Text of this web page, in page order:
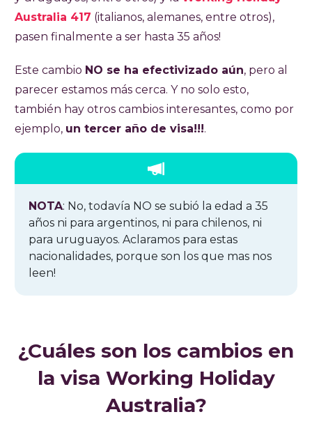
Australia 417 (italianos, alemanes, entre otros),
pasen finalmente a ser hasta 35 años!
Este cambio NO se ha efectivizado aún, pero al
parecer estamos más cerca. Y no solo esto,
también hay otros cambios interesantes, como por
ejemplo, un tercer año de visa!!!.
NOTA: No, todavía NO se subió la edad a 35
años ni para argentinos, ni para chilenos, ni
para uruguayos. Aclaramos para estas
nacionalidades, porque son los que mas nos
leen!
¿Cuáles son los cambios en
la visa Working Holiday
Australia?